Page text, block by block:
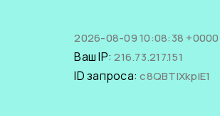
2026-08-09 10:08:38 +0000
Ваш IP:216.73.217.151
ID запроса:c8QBTlXkpiE1